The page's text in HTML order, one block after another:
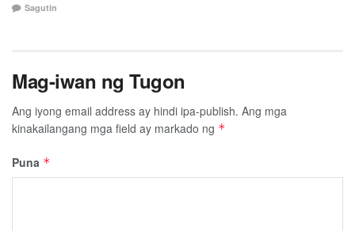
Sagutin
Mag-iwan ng Tugon
Ang iyong email address ay hindi ipa-publish. Ang mga
kinakailangang mga field ay markado ng *
Puna *